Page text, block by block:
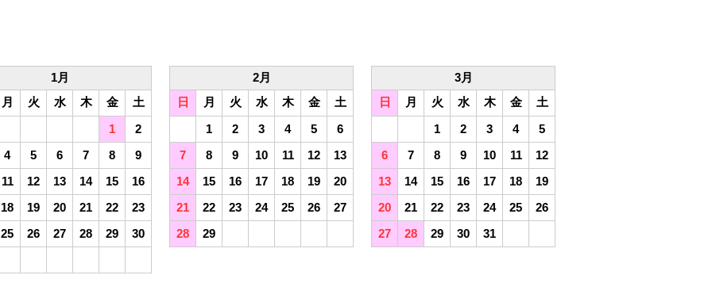
1月
月 火 水 木 金
土
1
2
4 5 6 7 8
9
11 12 13 14 15
16
18 19 20 21 22
23
25 26 27 28 29
30
2月
日
月 火 水 木 金
土
1
2 3 4 5
6
7
8 9 10 11 12
13
14
15 16 17 18 19
20
21
22 23 24 25 26
27
28
29
3月
日
月 火 水 木 金
土
1
2 3 4
5
6
7 8 9 10 11
12
13
14 15 16 17 18
19
20
21 22 23 24 25
26
27
28 29 30 31